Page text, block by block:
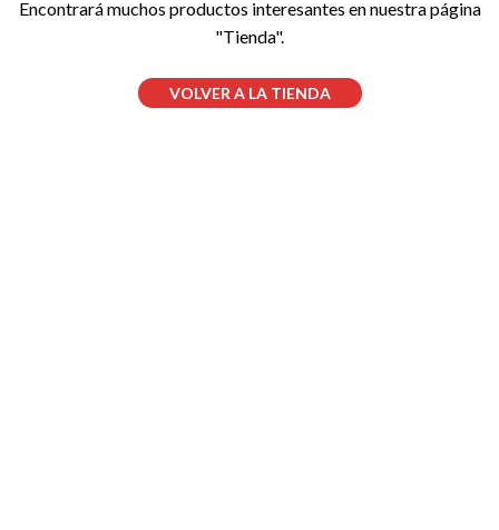
Encontrará muchos productos interesantes en nuestra página
"Tienda".
VOLVER A LA TIENDA